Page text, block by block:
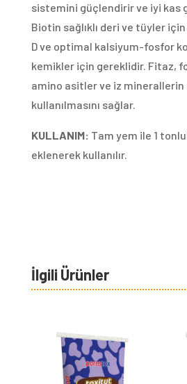
sistemini güçlendirir ve iyi kas
Biotin sağlıklı deri ve tüyler
D ve optimal kalsiyum-fosfor
kemikler için gereklidir. Fitaz,
amino asitler ve iz minerallerin
kullanılmasını sağlar.
KULLANIM: Tam yem ile 1
eklenerek kullanılır.
İlgili Ürünler